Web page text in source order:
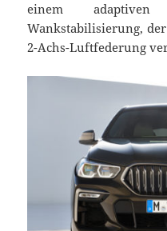
einem
Wankstabilisierung,
2-Achs-Luftfederung